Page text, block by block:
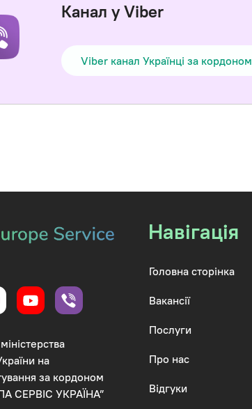
Канал у Viber
Viber канал Українці за кордоном
Навігація
Головна сторінка
Вакансії
Послуги
Про нас
Відгуки
на
за кордоном
СЕРВІС УКРАЇНА”